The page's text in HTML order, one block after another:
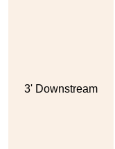
3' Downstream